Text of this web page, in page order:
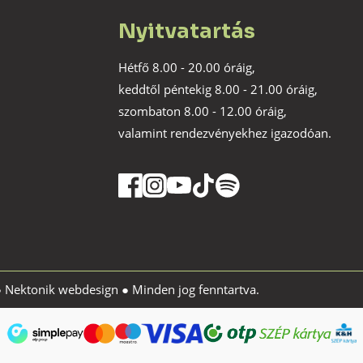
Nyitvatartás
Hétfő 8.00 - 20.00 óráig,
keddtől péntekig 8.00 - 21.00 óráig,
szombaton 8.00 - 12.00 óráig,
valamint rendezvényekhez igazodóan.
Nektonik webdesign ● Minden jog fenntartva.